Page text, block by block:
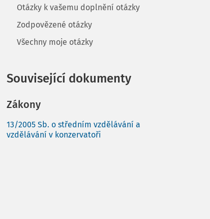
Otázky k vašemu doplnění otázky
Zodpovězené otázky
Všechny moje otázky
Související dokumenty
Zákony
13/2005 Sb. o středním vzdělávání a
vzdělávání v konzervatoři